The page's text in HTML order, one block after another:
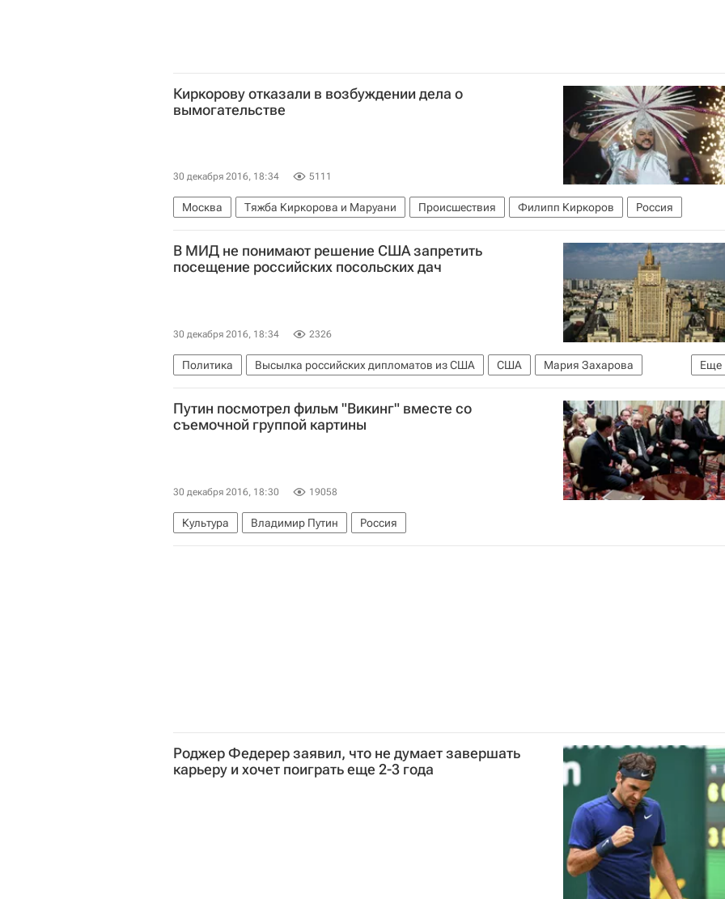
Киркорову отказали в возбуждении дела о
вымогательстве
30 декабря 2016, 18:34 5111
Москва Тяжба Киркорова и Маруани Происшествия Филипп Киркоров Россия
В МИД не понимают решение США запретить
посещение российских посольских дач
30 декабря 2016, 18:34 2326
Еще
Политика Высылка российских дипломатов из США США
Мария Захарова
Россия
Путин посмотрел фильм "Викинг" вместе со
съемочной группой картины
30 декабря 2016, 18:30 19058
Культура Владимир Путин Россия
Роджер Федерер заявил, что не думает завершать
карьеру и хочет поиграть еще 2-3 года